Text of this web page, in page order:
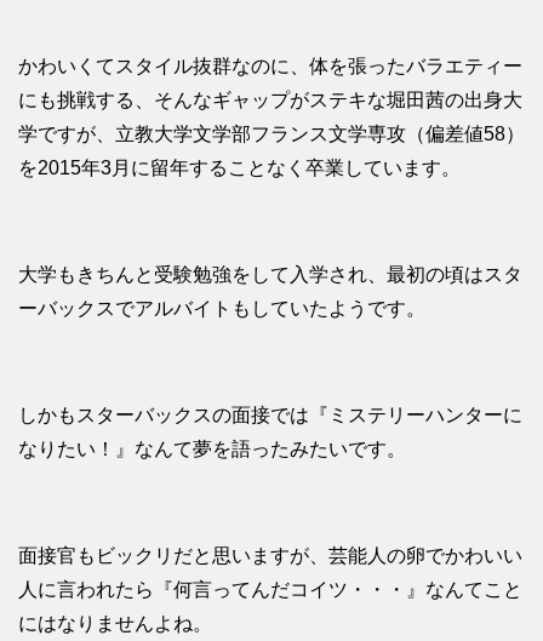
かわいくてスタイル抜群なのに、体を張ったバラエティー
にも挑戦する、そんなギャップがステキな堀田茜の出身大
学ですが、立教大学文学部フランス文学専攻（偏差値58）
を2015年3月に留年することなく卒業しています。
大学もきちんと受験勉強をして入学され、最初の頃はスタ
ーバックスでアルバイトもしていたようです。
しかもスターバックスの面接では『ミステリーハンターに
なりたい！』なんて夢を語ったみたいです。
面接官もビックリだと思いますが、芸能人の卵でかわいい
人に言われたら『何言ってんだコイツ・・・』なんてこと
にはなりませんよね。